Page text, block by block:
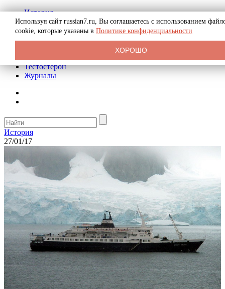
История
Биография
Криминал
Реклама на сайте
Тестостерон
Журналы
История
27/01/17
Используя сайт russian7.ru, Вы соглашаетесь с использованием
cookie, которые указаны в Политике конфиденциальности
ХОРОШО